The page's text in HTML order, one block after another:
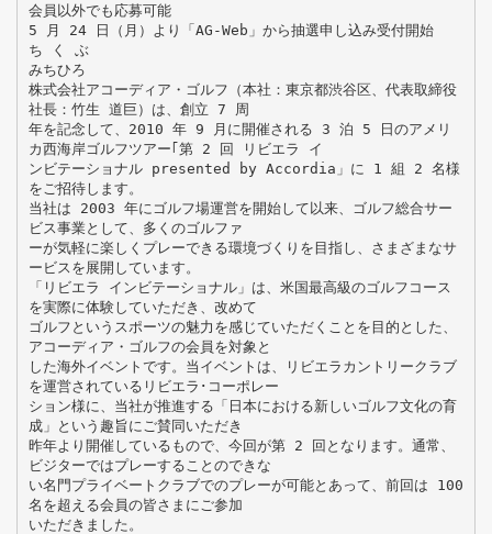
会員以外でも応募可能
5 月 24 日（月）より「AG-Web」から抽選申し込み受付開始
ち く ぶ
みちひろ
株式会社アコーディア・ゴルフ（本社：東京都渋谷区、代表取締役
社長：竹生 道巨）は、創立 7 周
年を記念して、2010 年 9 月に開催される 3 泊 5 日のアメリ
カ西海岸ゴルフツアー｢第 2 回 リビエラ イ
ンビテーショナル presented by Accordia」に 1 組 2 名様
をご招待します。
当社は 2003 年にゴルフ場運営を開始して以来、ゴルフ総合サー
ビス事業として、多くのゴルファ
ーが気軽に楽しくプレーできる環境づくりを目指し、さまざまなサ
ービスを展開しています。
「リビエラ インビテーショナル」は、米国最高級のゴルフコース
を実際に体験していただき、改めて
ゴルフというスポーツの魅力を感じていただくことを目的とした、
アコーディア・ゴルフの会員を対象と
した海外イベントです。当イベントは、リビエラカントリークラブ
を運営されているリビエラ･コーポレー
ション様に、当社が推進する「日本における新しいゴルフ文化の育
成」という趣旨にご賛同いただき
昨年より開催しているもので、今回が第 2 回となります。通常、
ビジターではプレーすることのできな
い名門プライベートクラブでのプレーが可能とあって、前回は 100
名を超える会員の皆さまにご参加
いただきました。